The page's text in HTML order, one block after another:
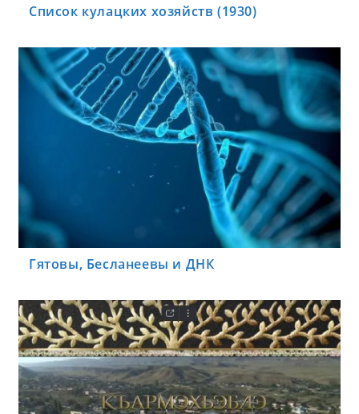
Список кулацких хозяйств (1930)
Гятовы, Бесланеевы и ДНК